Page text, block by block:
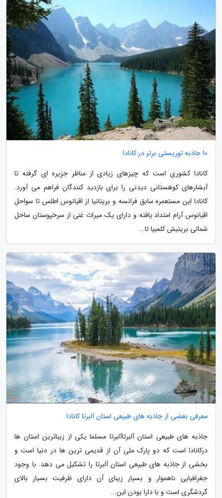
10 جاذبه توریستی برتر در کانادا
کانادا کشوری است که چیزهای زیادی از مناظر جزیره ای گرفته تا
آبشارهای کوهستانی دیدنی را برای بازدید کنندگان فراهم می آورد.
کانادا این مستعمره سابق فرانسه و بریتانیا از اقیانوس اطلس تا سواحل
اقیانوس آرام امتداد یافته و دارای یک میراث غنی از سرخپوستان ساحل
شمالی بریتیش کلمبیا تا...
معرفی بعضی از جاذبه های طبیعی استان آلبرتا کانادا
جاذبه های طبیعی استان آلبرتاآلبرتا مسلما یکی از زیباترین استان ها
درکانادا است که دو پارک ملی آن از قدیمی ترین ها در دنیا است و
بخشی از جاذبه های طبیعی استان آلبرتا را تشکیل می دهد. با وجود
جغرافیایی ناهموار و بسیار زیبای آن دارای ظرفیت بسیار بالای
گردشگری است و با دارا بودن این...